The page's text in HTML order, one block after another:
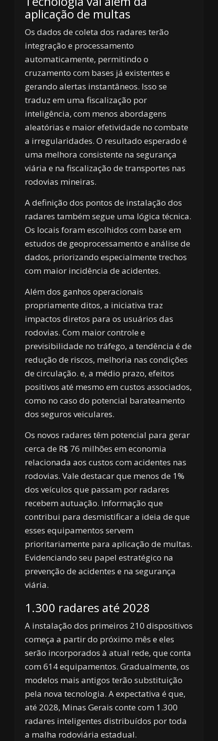
aplicação de multas
Os dados de coleta dos radares terão
integração e processamento
automaticamente, permitindo o
cruzamento com bases já existentes e
gerando alertas instantâneos. Isso se
traduz em uma fiscalização por
inteligência, com menos abordagens
aleatórias e maior efetividade no combate
a irregularidades. O resultado esperado é
uma melhora consistente na segurança
viária e na fiscalização de transportes nas
rodovias mineiras.
A definição dos pontos de instalação dos
radares também segue uma lógica técnica.
Os locais foram escolhidos com base em
estudos de geoprocessamento e análise de
dados, priorizando especialmente trechos
com maior incidência de acidentes.
Além dos ganhos operacionais
propriamente ditos, a iniciativa traz
impactos diretos para os usuários das
rodovias. Com maior controle e
previsibilidade no tráfego, a tendência é de
redução de riscos, melhoria nas condições
de circulação. e, a médio prazo, efeitos
positivos até mesmo em custos associados,
como no caso do potencial barateamento
dos seguros veiculares.
Os novos radares têm potencial para gerar
cerca de R$ 76 milhões em economia
relacionada aos custos com acidentes nas
rodovias. Vale destacar que menos de 1%
dos veículos que passam por radares
recebem autuação. Informação que
contribui para desmistificar a ideia de que
esses equipamentos servem
prioritariamente para aplicação de multas.
Evidenciando seu papel estratégico na
prevenção de acidentes e na segurança
viária.
1.300 radares até 2028
A instalação dos primeiros 210 dispositivos
começa a partir do próximo mês e eles
serão incorporados à atual rede, que conta
com 614 equipamentos. Gradualmente, os
modelos mais antigos terão substituição
pela nova tecnologia. A expectativa é que,
até 2028, Minas Gerais conte com 1.300
radares inteligentes distribuídos por toda
a malha rodoviária estadual.